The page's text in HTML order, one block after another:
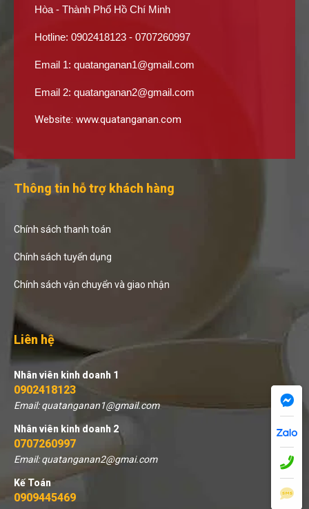
Hòa - Thành Phố Hồ Chí Minh
Hotline: 0902418123 - 0707260997
Email 1: quatanganan1@gmail.com
Email 2: quatanganan2@gmail.com
Website: www.quatanganan.com
Thông tin hỗ trợ khách hàng
Chính sách thanh toán
Chính sách tuyển dụng
Chính sách vận chuyển và giao nhận
Liên hệ
Nhân viên kinh doanh 1
0902418123
Email: quatanganan1@gmail.com
Nhân viên kinh doanh 2
0707260997
Email: quatanganan2@gmai.com
Kế Toán
0909445469